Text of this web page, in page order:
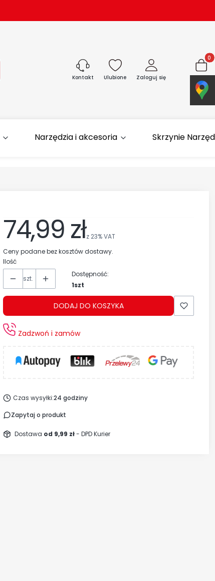
Kontakt Ulubione Zaloguj się Koszyk
Narzędzia i akcesoria Skrzynie
74,99 złz 23%VAT
Ceny podane bez kosztów dostawy.
Ilość
szt.
Dostępność:
1szt
DODAJ DO KOSZYKA
Zadzwoń i zamów
Czas wysyłki:24 godziny
Zapytaj o produkt
Dostawa od 9,99 zł- DPD Kurier